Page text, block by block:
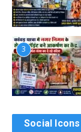
3
Social Icons